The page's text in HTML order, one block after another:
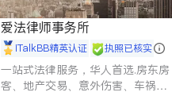
爱法律师事务所
iTalkBB精英认证 执照已核实
一站式法律服务，华人首选.房东房
客、地产交易、意外伤害、车祸重